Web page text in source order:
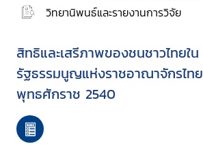
วิทยานิพนธ์และรายงานการวิจัย
สิทธิและเสรีภาพของชนชาวไทยใน
รัฐธรรมนูญแห่งราชอาณาจักรไทย
พุทธศักราช 2540